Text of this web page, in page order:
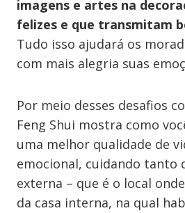
imagens e artes na
felizes e que transmitam
Tudo isso ajudará os
com mais alegria suas
Por meio desses desafios
Feng Shui mostra como
uma melhor qualidade de
emocional, cuidando tanto
externa – que é o local
da casa interna, na qual